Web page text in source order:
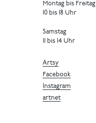
Montag bis Freitag
10 bis 18 Uhr
Samstag
11 bis 14 Uhr
Artsy
Facebook
Instagram
artnet